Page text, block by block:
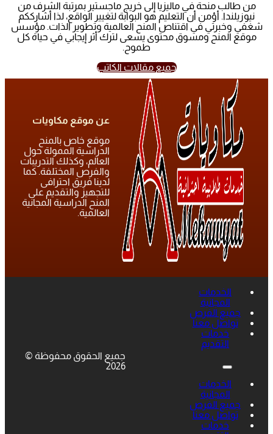
من طالب منحة في ماليزيا إلى خريج ماجستير بمرتبة الشرف من
نيوزيلندا. أؤمن أن التعليم هو البوابة لتغيير الواقع، لذا أشارككم
شغفي وخبرتي في اقتناص المنح العالمية وتطوير الذات. مؤسس
موقع المنح ومسوق محتوى يسعى لترك أثر إيجابي في حياة كل
طموح.
جميع مقالات الكاتب
عن موقع مكاويات
موقع خاص بالمنح
الدراسية الممولة حول
العالم، وكذلك التدريبات
والفرص المختلفة. كما
لدينا فريق احترافى
للتجهيز والتقديم على
المنح الدراسية المجانية
العالمية.
الخدمات
المجانية
جميع الفرص
تواصل معنا
خدمات
التقديم
الخدمات
المجانية
جميع الفرص
تواصل معنا
خدمات
جميع الحقوق محفوظة ©
2026